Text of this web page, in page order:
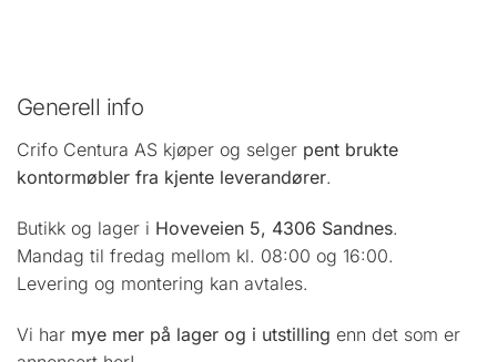
Generell info
Crifo Centura AS kjøper og selger pent brukte
kontormøbler fra kjente leverandører.
Butikk og lager i Hoveveien 5, 4306 Sandnes.
Mandag til fredag mellom kl. 08:00 og 16:00.
Levering og montering kan avtales.
Vi har mye mer på lager og i utstilling enn det som er